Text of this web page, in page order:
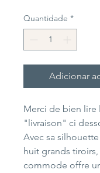
Quantidade *
Adicionar
Merci de bien lire
"livraison" ci
Avec sa
huit grands
commode offre